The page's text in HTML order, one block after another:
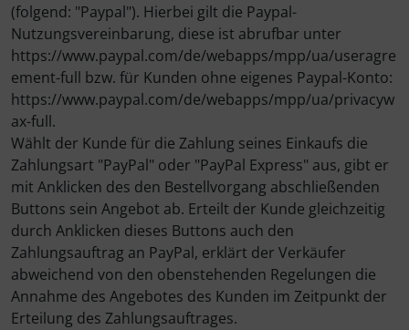
(folgend: "Paypal"). Hierbei gilt die Paypal-
Nutzungsvereinbarung, diese ist abrufbar unter
https://www.paypal.com/de/webapps/mpp/ua/useragre
ement-full bzw. für Kunden ohne eigenes Paypal-Konto:
https://www.paypal.com/de/webapps/mpp/ua/privacyw
ax-full.
Wählt der Kunde für die Zahlung seines Einkaufs die
Zahlungsart "PayPal" oder "PayPal Express" aus, gibt er
mit Anklicken des den Bestellvorgang abschließenden
Buttons sein Angebot ab. Erteilt der Kunde gleichzeitig
durch Anklicken dieses Buttons auch den
Zahlungsauftrag an PayPal, erklärt der Verkäufer
abweichend von den obenstehenden Regelungen die
Annahme des Angebotes des Kunden im Zeitpunkt der
Erteilung des Zahlungsauftrages.
Rotor
SARTO
Schwalbe
SEKA
Shimano
SILCA
SRAM